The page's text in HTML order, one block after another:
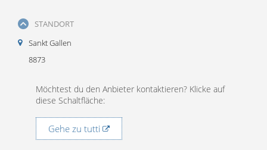
STANDORT
Sankt Gallen
8873
Möchtest du den Anbieter kontaktieren? Klicke auf
diese Schaltfläche:
Gehe zu tutti